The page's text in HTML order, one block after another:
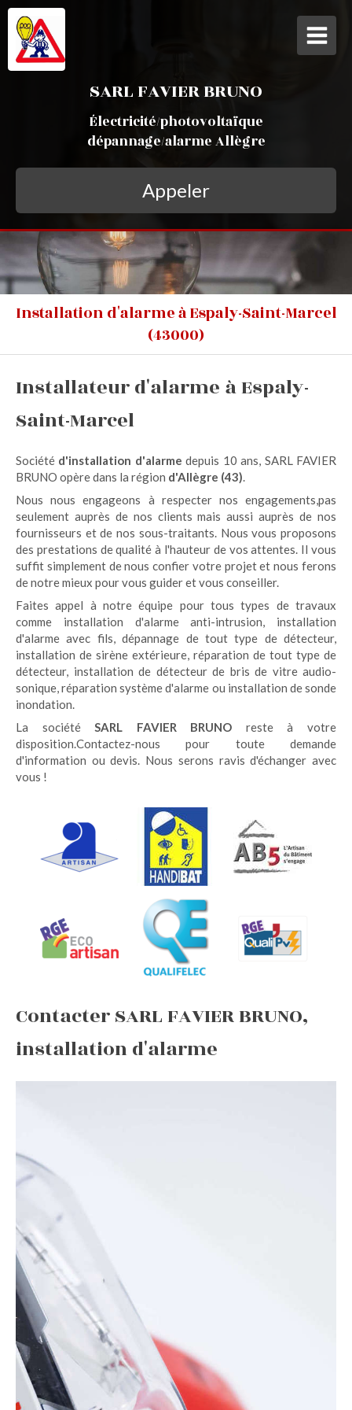
SARL FAVIER BRUNO
Électricité/photovoltaïque
dépannage/alarme Allègre
Appeler
Installation d'alarme à Espaly-Saint-Marcel
(43000)
Installateur d'alarme à Espaly-
Saint-Marcel
Société d'installation d'alarme depuis 10 ans, SARL FAVIER
BRUNO opère dans la région d'Allègre (43).
Nous nous engageons à respecter nos engagements,pas
seulement auprès de nos clients mais aussi auprès de nos
fournisseurs et de nos sous-traitants. Nous vous proposons
des prestations de qualité à l'hauteur de vos attentes. Il vous
suffit simplement de nous confier votre projet et nous ferons
de notre mieux pour vous guider et vous conseiller.
Faites appel à notre équipe pour tous types de travaux
comme installation d'alarme anti-intrusion, installation
d'alarme avec fils, dépannage de tout type de détecteur,
installation de sirène extérieure, réparation de tout type de
détecteur, installation de détecteur de bris de vitre audio-
sonique, réparation système d'alarme ou installation de sonde
inondation.
La sociétéSARL FAVIER BRUNO reste à votre
disposition.Contactez-nous pour toute demande
d'information ou devis. Nous serons ravis d'échanger avec
vous !
Contacter SARL FAVIER BRUNO,
installation d'alarme